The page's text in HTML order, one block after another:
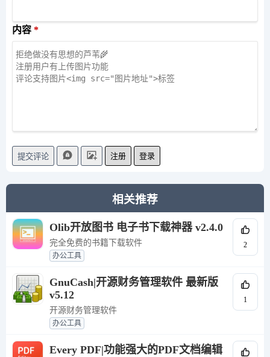
内容
提交评论 注册 登录
相关推荐
Olib开放图书 电子书下载神器 v2.4.0
完全免费的书籍下载软件
办公工具
2
GnuCash|开源财务管理软件 最新版
v5.12
开源财务管理软件
办公工具
1
Every PDF|功能强大的PDF文档编辑